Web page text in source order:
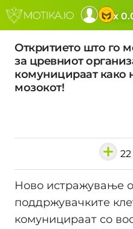
x
Откритието што го
за цревниот
комуницираат како
мозокот!
22
Ново истражување
поддржувачките
комуницираат со